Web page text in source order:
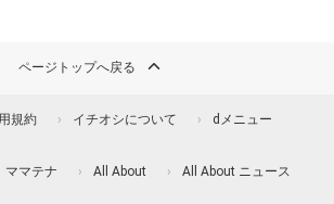
ページトップへ戻る
規約 イチオシについて dメニュー
ママテナ All About All About ニュース